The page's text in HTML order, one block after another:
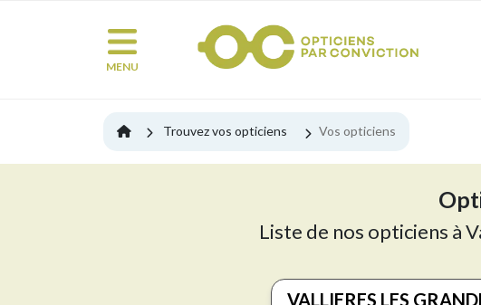
MENU
Trouvez vos opticiens Vos opticiens
Liste de nos opticiens à